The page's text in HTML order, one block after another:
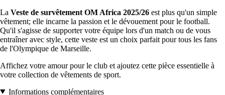
La Veste de survêtement OM Africa 2025/26 est plus qu'un simple
vêtement; elle incarne la passion et le dévouement pour le football.
Qu'il s'agisse de supporter votre équipe lors d'un match ou de vous
entraîner avec style, cette veste est un choix parfait pour tous les fans
de l'Olympique de Marseille.
Affichez votre amour pour le club et ajoutez cette pièce essentielle à
votre collection de vêtements de sport.
Informations complémentaires